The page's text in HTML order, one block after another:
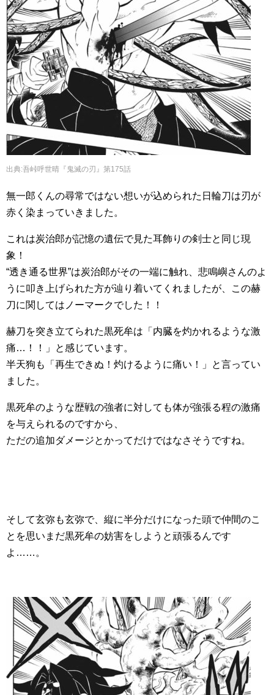
出典:吾峠呼世晴『鬼滅の刃』第175話
無一郎くんの尋常ではない想いが込められた日輪刀は刃が
赤く染まっていきました。
これは炭治郎が記憶の遺伝で見た耳飾りの剣士と同じ現
象！
“透き通る世界”は炭治郎がその一端に触れ、悲鳴嶼さんのよ
うに叩き上げられた方が辿り着いてくれましたが、この赫
刀に関してはノーマークでした！！
赫刀を突き立てられた黒死牟は「内臓を灼かれるような激
痛…！！」と感じています。
半天狗も「再生できぬ！灼けるように痛い！」と言ってい
ました。
黒死牟のような歴戦の強者に対しても体が強張る程の激痛
を与えられるのですから、
ただの追加ダメージとかってだけではなさそうですね。
そして玄弥も玄弥で、縦に半分だけになった頭で仲間のこ
とを思いまだ黒死牟の妨害をしようと頑張るんです
よ……。